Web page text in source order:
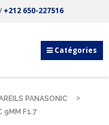
/ +212 650-227516
Catégories
PANASONIC
9MM F1.7